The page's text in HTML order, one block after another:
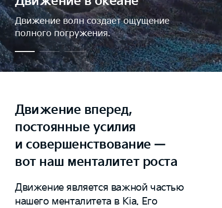
Движение волн создает ощущение
полного погружения.
Движение вперед,
постоянные усилия
и совершенствование —
вот наш менталитет роста
Движение является важной частью
нашего менталитета в Kia. Его